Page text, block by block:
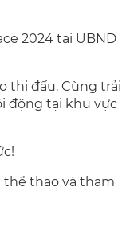
2024 tại UBND
thi đấu. Cùng trải
động tại khu vực
thể thao và tham